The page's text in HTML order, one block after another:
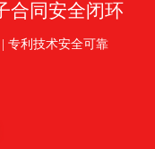
合同安全闭环
专利技术安全可靠